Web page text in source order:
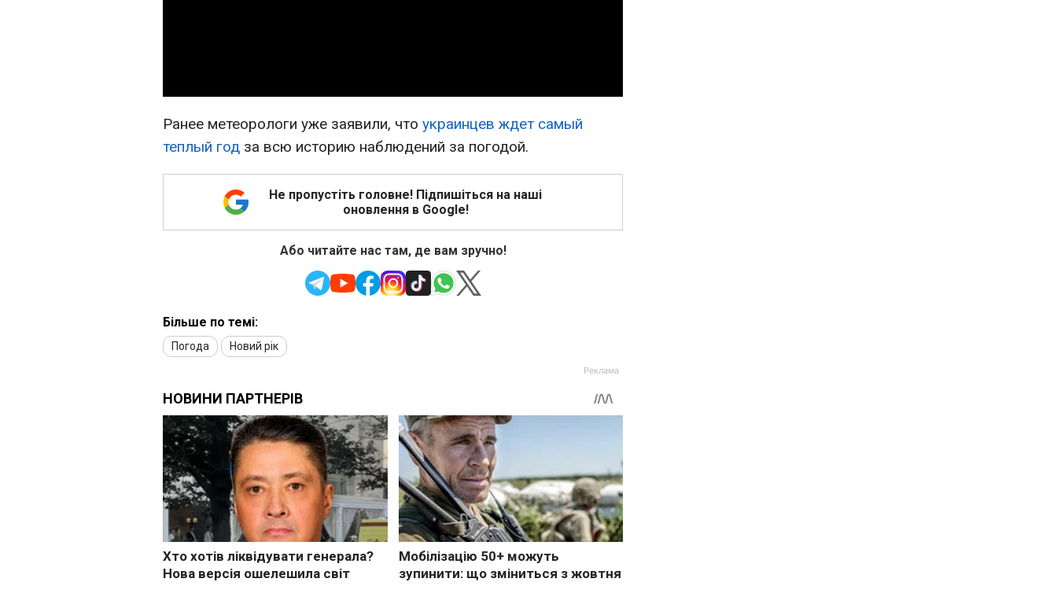
Ранее метеорологи уже заявили, что украинцев ждет самый
теплый год за всю историю наблюдений за погодой.
Не пропустіть головне! Підпишіться на наші
оновлення в Google!
Або читайте нас там, де вам зручно!
Більше по темі:
Погода Новий рік